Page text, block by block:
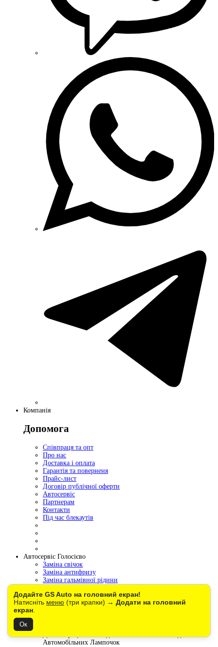
Додайте GS Auto на головний екран!
Натисніть меню (три крапки) → Додати на головний
екран
Ок
Компанія
Допомога
Співпраця та опт
Про нас
Доставка і оплата
Гарантія та поверненя
Прайс-лист
Договір публічної оферти
Автосервіс
Партнерам
Контакти
Під час блекаутів
Автосервіс Голосієво
Заміна свічок
Заміна антифризу
Заміна гальмівної рідини
Заміна автосвітла
Каталог товарів
Автомобільних Лампочок